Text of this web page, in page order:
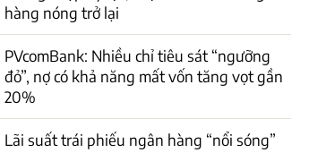
hàng nóng trở lại
PVcomBank: Nhiều chỉ tiêu sát “ngưỡng
đỏ”, nợ có khả năng mất vốn tăng vọt gần
20%
Lãi suất trái phiếu ngân hàng “nổi sóng”